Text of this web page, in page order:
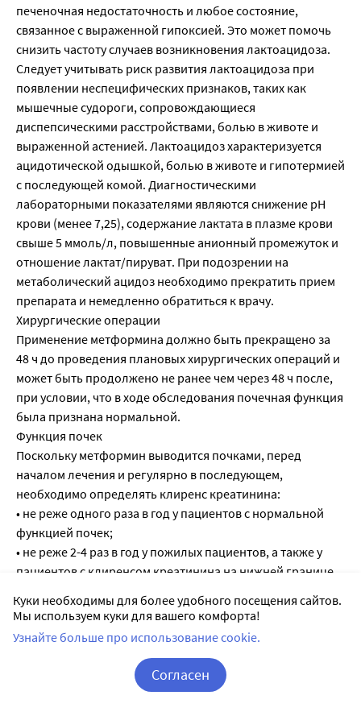
печеночная недостаточность и любое состояние,
связанное с выраженной гипоксией. Это может помочь
снизить частоту случаев возникновения лактоацидоза.
Следует учитывать риск развития лактоацидоза при
появлении неспецифических признаков, таких как
мышечные судороги, сопровождающиеся
диспепсическими расстройствами, болью в животе и
выраженной астенией. Лактоацидоз характеризуется
ацидотической одышкой, болью в животе и гипотермией
с последующей комой. Диагностическими
лабораторными показателями являются снижение pH
крови (менее 7,25), содержание лактата в плазме крови
свыше 5 ммоль/л, повышенные анионный промежуток и
отношение лактат/пируват. При подозрении на
метаболический ацидоз необходимо прекратить прием
препарата и немедленно обратиться к врачу.
Хирургические операции
Применение метформина должно быть прекращено за
48 ч до проведения плановых хирургических операций и
может быть продолжено не ранее чем через 48 ч после,
при условии, что в ходе обследования почечная функция
была признана нормальной.
Функция почек
Поскольку метформин выводится почками, перед
началом лечения и регулярно в последующем,
необходимо определять клиренс креатинина:
• не реже одного раза в год у пациентов с нормальной
функцией почек;
• не реже 2-4 раз в год у пожилых пациентов, а также у
пациентов с клиренсом креатинина на нижней границе
В случае клиренса креатинина менее 45 мл/мин
применение препарата противопоказано. Следует
проявлять особую осторожность при возможном
нарушении функций почек у пожилых пациентов, при
одновременном применении гипотензивных
Куки необходимы для более удобного посещения сайтов.
Мы используем куки для вашего комфорта!
Узнайте больше про использование cookie.
Согласен